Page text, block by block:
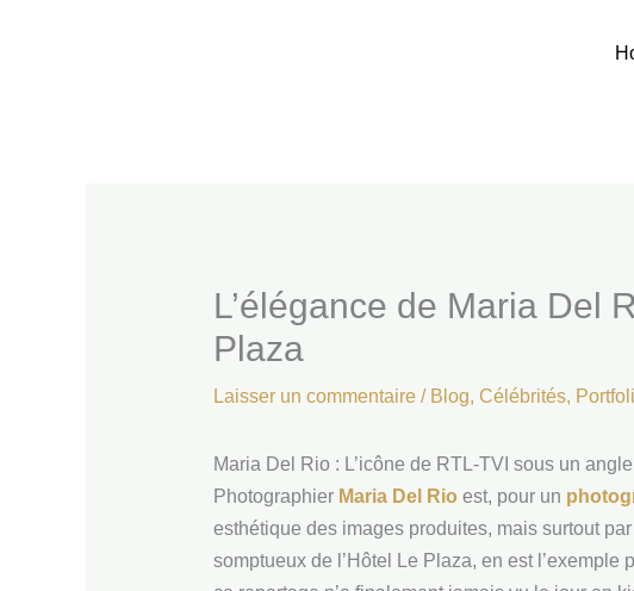
L’élégance de Maria Del
Plaza
Laisser un commentaire / Blog, Célébrités,
Maria Del Rio : L’icône de RTL-TVI sous un
Photographier Maria Del Rio est, pour un
esthétique des images produites, mais surtout
somptueux de l’Hôtel Le Plaza, en est